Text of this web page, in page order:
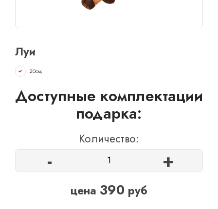
О КОМПАНИИ
ОТЗЫВЫ
КОНТАКТЫ
Луи
20см;
Доступные комплектации
подарка:
Количество:
- +
цена 390руб